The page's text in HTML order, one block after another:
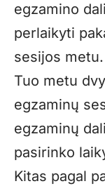
egzamino
perlaikyti
sesijos metu.
Tuo metu
egzaminų
egzaminų
pasirinko
Kitas pagal